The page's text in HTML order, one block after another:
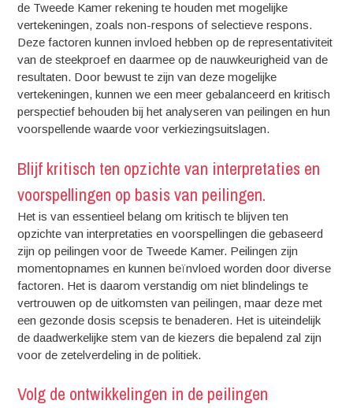
de Tweede Kamer rekening te houden met mogelijke
vertekeningen, zoals non-respons of selectieve respons.
Deze factoren kunnen invloed hebben op de representativiteit
van de steekproef en daarmee op de nauwkeurigheid van de
resultaten. Door bewust te zijn van deze mogelijke
vertekeningen, kunnen we een meer gebalanceerd en kritisch
perspectief behouden bij het analyseren van peilingen en hun
voorspellende waarde voor verkiezingsuitslagen.
Blijf kritisch ten opzichte van interpretaties en
voorspellingen op basis van peilingen.
Het is van essentieel belang om kritisch te blijven ten
opzichte van interpretaties en voorspellingen die gebaseerd
zijn op peilingen voor de Tweede Kamer. Peilingen zijn
momentopnames en kunnen beïnvloed worden door diverse
factoren. Het is daarom verstandig om niet blindelings te
vertrouwen op de uitkomsten van peilingen, maar deze met
een gezonde dosis scepsis te benaderen. Het is uiteindelijk
de daadwerkelijke stem van de kiezers die bepalend zal zijn
voor de zetelverdeling in de politiek.
Volg de ontwikkelingen in de peilingen